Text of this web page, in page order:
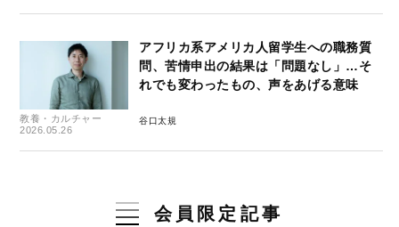
教養・カルチャー
2026.05.26
アフリカ系アメリカ人留学生への職務質
問、苦情申出の結果は「問題なし」…そ
れでも変わったもの、声をあげる意味
谷口太規
会員限定記事